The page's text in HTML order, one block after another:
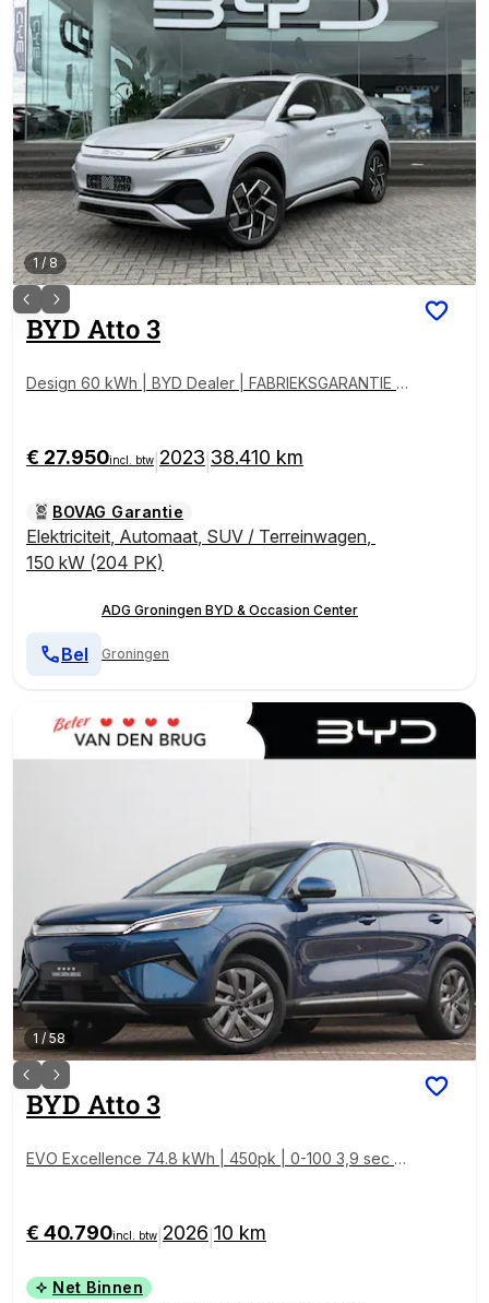
1/8
BYD Atto 3
Design 60 kWh | BYD Dealer | FABRIEKSGARANTIE |
€ 27.950incl. btw 2023 38.410 km
BOVAG Garantie
Elektriciteit, Automaat, SUV / Terreinwagen,
150 kW (204 PK)
ADG Groningen BYD & Occasion Center
Groningen
Bel
1 / 58
BYD Atto 3
EVO Excellence 74.8 kWh | 450pk | 0-100 3,9 sec | 1
€ 40.790incl. btw 2026 10 km
Net Binnen